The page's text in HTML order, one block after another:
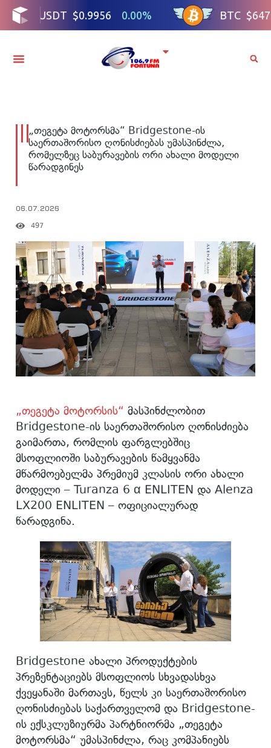
„თეგეტა მოტორსმა“ Bridgestone-ის
საერთაშორისო ღონისძიებას უმასპინძლა,
რომელზეც საბურავების ორი ახალი მოდელი
წარადგინეს
06.07.2026
497
„თეგეტა მოტორსის“ მასპინძლობით
Bridgestone-ის საერთაშორისო ღონისძიება
გაიმართა, რომლის ფარგლებშიც
მსოფლიოში საბურავების წამყვანმა
მწარმოებელმა პრემიუმ კლასის ორი ახალი
მოდელი – Turanza 6 α ENLITEN და Alenza
LX200 ENLITEN – ოფიციალურად
წარადგინა.
Bridgestone ახალი პროდუქტების
პრეზენტაციებს მსოფლიოს სხვადასხვა
ქვეყანაში მართავს, წელს კი საერთაშორისო
ღონისძიებას საქართველომ და Bridgestone-
ის ექსკლუზიურმა პარტნიორმა „თეგეტა
მოტორსმა“ უმასპინძლა, რაც კომპანიებს